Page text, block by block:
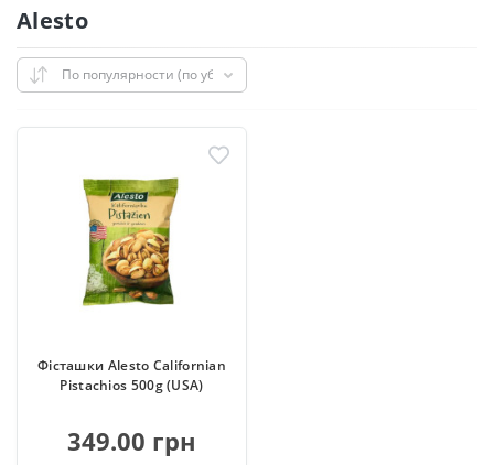
Alesto
Фісташки Alesto Californian
Pistachios 500g (USA)
349.00 грн